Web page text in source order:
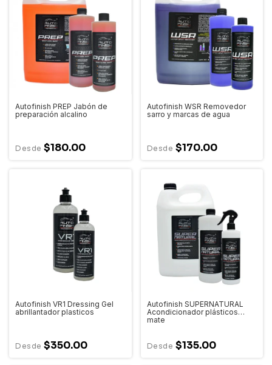
Autofinish PREP Jabón de
preparación alcalino
$180.00
Autofinish WSR Removedor
sarro y marcas de agua
$170.00
Autofinish VR1 Dressing Gel
abrillantador plasticos
$350.00
Autofinish SUPERNATURAL
Acondicionador plásticos
mate
$135.00